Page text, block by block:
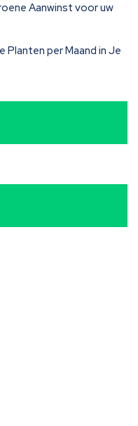
Aanwinst voor uw
Planten per Maand in Je